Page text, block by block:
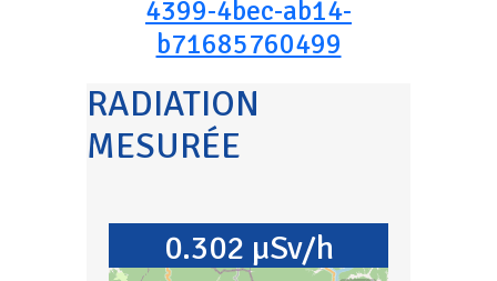
4399-4bec-ab14-
b71685760499
RADIATION
MESURÉE
0.302 µSv/h